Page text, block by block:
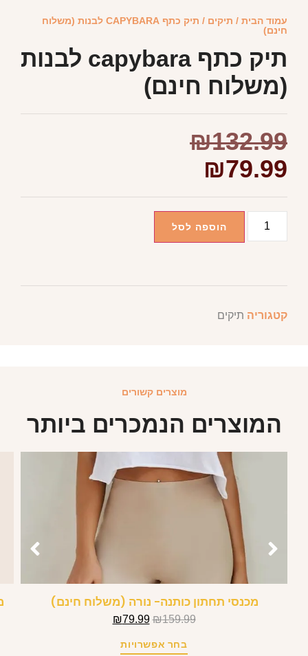
עמוד הבית / תיקים
/ תיק כתף CAPYBARA לבנות (משלוח
חינם)
תיק כתף capybara לבנות
(משלוח חינם)
₪132.99
₪79.99
הוספה לסל
קטגוריה תיקים
מוצרים קשורים
המוצרים הנמכרים ביותר
מכנסי תחתון כותנה- נורה (משלוח חינם)
₪159.99
₪79.99
בחר אפשרויות